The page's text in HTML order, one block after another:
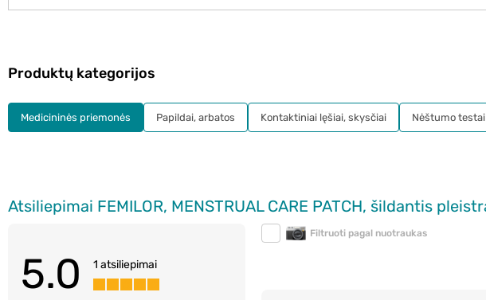
5.0 1 atsiliepimai
Filtruoti pagal nuotraukas
Produktų kategorijos
Medicininės priemonės Papildai, arbatos Kontaktiniai lęšiai, skysčiai Nėštumo testai